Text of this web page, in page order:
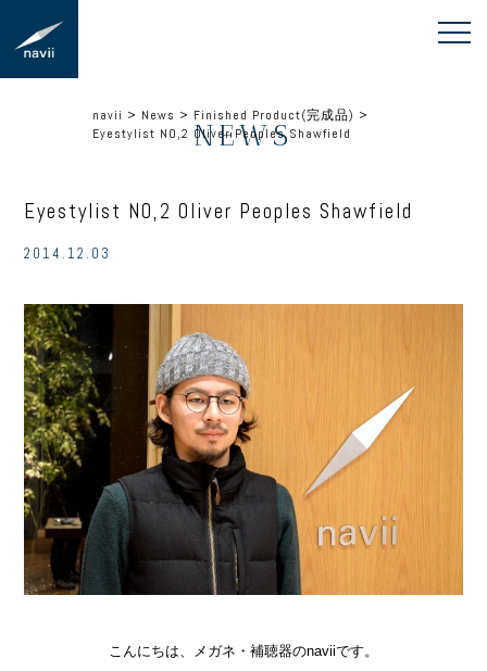
navii > News > Finished Product(完成品) >
Eyestylist NO,2 Oliver Peoples Shawfield
NEWS
Eyestylist NO,2 Oliver Peoples Shawfield
2014.12.03
こんにちは、メガネ・補聴器のnaviiです。